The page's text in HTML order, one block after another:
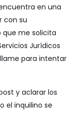
en una
con su
que me solicita
Jurídicos
para intentar
y aclarar los
el inquilino se